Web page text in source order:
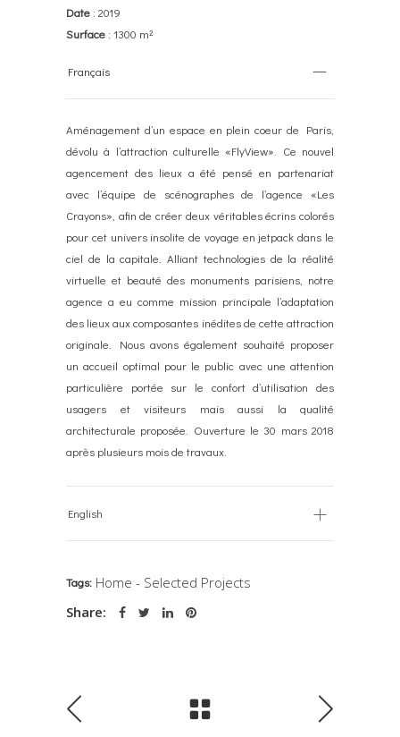
Date : 2019
Surface : 1300 m²
Français
Aménagement d’un espace en plein coeur de Paris,
dévolu à l’attraction culturelle «FlyView». Ce nouvel
agencement des lieux a été pensé en partenariat
avec l’équipe de scénographes de l’agence «Les
Crayons», afin de créer deux véritables écrins colorés
pour cet univers insolite de voyage en jetpack dans le
ciel de la capitale. Alliant technologies de la réalité
virtuelle et beauté des monuments parisiens, notre
agence a eu comme mission principale l’adaptation
des lieux aux composantes inédites de cette attraction
originale. Nous avons également souhaité proposer
un accueil optimal pour le public avec une attention
particulière portée sur le confort d’utilisation des
usagers et visiteurs mais aussi la qualité
architecturale proposée. Ouverture le 30 mars 2018
après plusieurs mois de travaux.
English
Tags: Home - Selected Projects
Share: